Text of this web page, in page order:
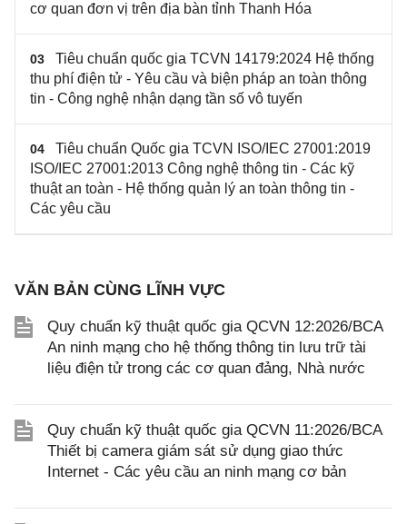
cơ quan đơn vị trên địa bàn tỉnh Thanh Hóa
03
Tiêu chuẩn quốc gia TCVN 14179:2024 Hệ thống
thu phí điện tử - Yêu cầu và biện pháp an toàn thông
tin - Công nghệ nhận dạng tần số vô tuyến
04
Tiêu chuẩn Quốc gia TCVN ISO/IEC 27001:2019
ISO/IEC 27001:2013 Công nghệ thông tin - Các kỹ
thuật an toàn - Hệ thống quản lý an toàn thông tin -
Các yêu cầu
VĂN BẢN CÙNG LĨNH VỰC
Quy chuẩn kỹ thuật quốc gia QCVN 12:2026/BCA
An ninh mạng cho hệ thống thông tin lưu trữ tài
liệu điện tử trong các cơ quan đảng, Nhà nước
Quy chuẩn kỹ thuật quốc gia QCVN 11:2026/BCA
Thiết bị camera giám sát sử dụng giao thức
Internet - Các yêu cầu an ninh mạng cơ bản